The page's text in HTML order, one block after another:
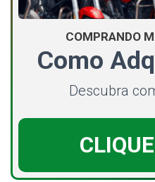
COMPRANDO
Como
Descubra